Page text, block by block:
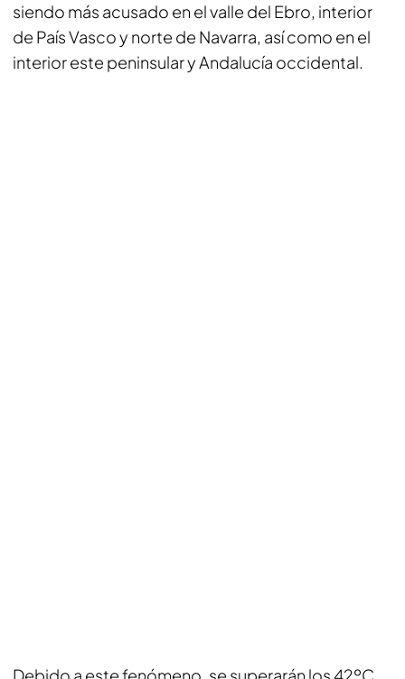
siendo más acusado en el valle del Ebro, interior
de País Vasco y norte de Navarra, así como en el
interior este peninsular y Andalucía occidental.